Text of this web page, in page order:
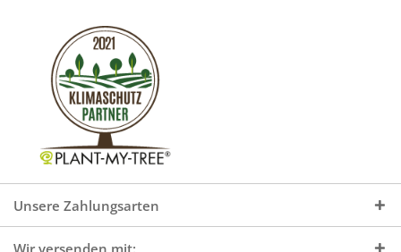
Unsere Zahlungsarten
Wir versenden mit: